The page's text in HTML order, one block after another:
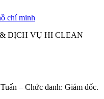
DỊCH VỤ HI CLEAN
– Chức danh: Giám đốc.